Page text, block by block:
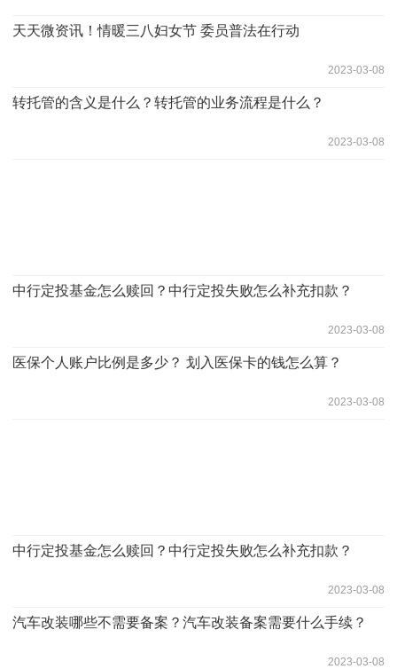
天天微资讯！情暖三八妇女节 委员普法在行动
2023-03-08
转托管的含义是什么？转托管的业务流程是什么？
2023-03-08
中行定投基金怎么赎回？中行定投失败怎么补充扣款？
2023-03-08
医保个人账户比例是多少？ 划入医保卡的钱怎么算？
2023-03-08
中行定投基金怎么赎回？中行定投失败怎么补充扣款？
2023-03-08
汽车改装哪些不需要备案？汽车改装备案需要什么手续？
2023-03-08